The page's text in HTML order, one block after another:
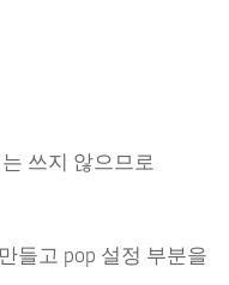
쓰지 않으므로
들고 pop 설정 부분을